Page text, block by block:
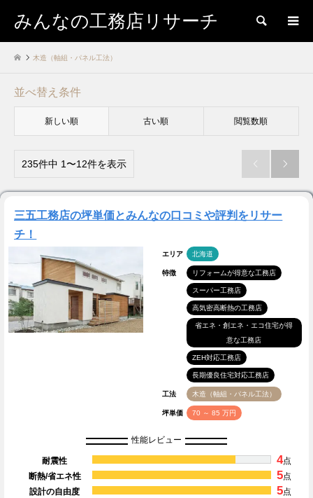
みんなの工務店リサーチ 検索
木造（軸組・パネル工法）
並べ替え条件
新しい順 古い順 閲覧数順
235件中 1〜12件を表示  
三五工務店の坪単価とみんなの口コミや評判をリサー
チ！
エリア 北海道
特徴 リフォームが得意な工務店
スーパー工務店
高気密高断熱の工務店
省エネ・創エネ・エコ住宅が得
意な工務店
ZEH対応工務店
長期優良住宅対応工務店
工法 木造（軸組・パネル工法）
坪単価 70 ～ 85 万円
性能レビュー
耐震性 4点
断熱/省エネ性
5点
設計の自由度
5点